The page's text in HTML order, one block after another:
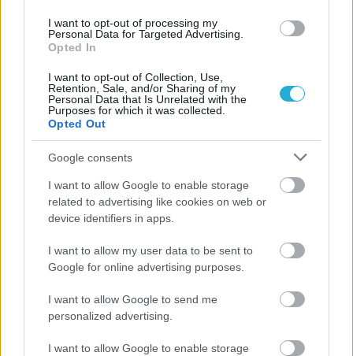
I want to opt-out of processing my
Personal Data for Targeted Advertising.
Opted In
I want to opt-out of Collection, Use,
Retention, Sale, and/or Sharing of my
Personal Data that Is Unrelated with the
Purposes for which it was collected.
Opted Out
Google consents
I want to allow Google to enable storage
related to advertising like cookies on web or
device identifiers in apps.
I want to allow my user data to be sent to
Google for online advertising purposes.
I want to allow Google to send me
personalized advertising.
I want to allow Google to enable storage
ΓΝΩΜΕΣ
ΠΕΝΥ ΡΟΝΤΟΓΙΑΝΝΗ
11/03/2026
στο σήμερα: Tο τρίτο
ευρωπαϊκό ραντεβού του
ιστορία
ΗΛΙΑΣ ΠΑΠΑΪΩΑΝΝΟΥ
08/03/2026
οι σημαντικότερες νίκες του